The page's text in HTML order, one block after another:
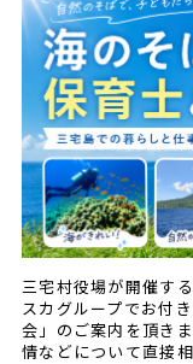
三宅村役場が開催す
スカグループでお付
会」のご案内を頂き
情などについて直接